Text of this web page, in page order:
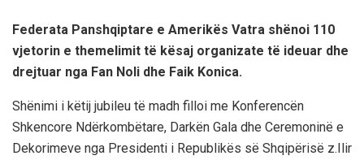
Federata Panshqiptare e Amerikës Vatra shënoi 110
vjetorin e themelimit të kësaj organizate të ideuar dhe
drejtuar nga Fan Noli dhe Faik Konica.
Shënimi i këtij jubileu të madh filloi me Konferencën
Shkencore Ndërkombëtare, Darkën Gala dhe Ceremoninë e
Dekorimeve nga Presidenti i Republikës së Shqipërisë z.Ilir